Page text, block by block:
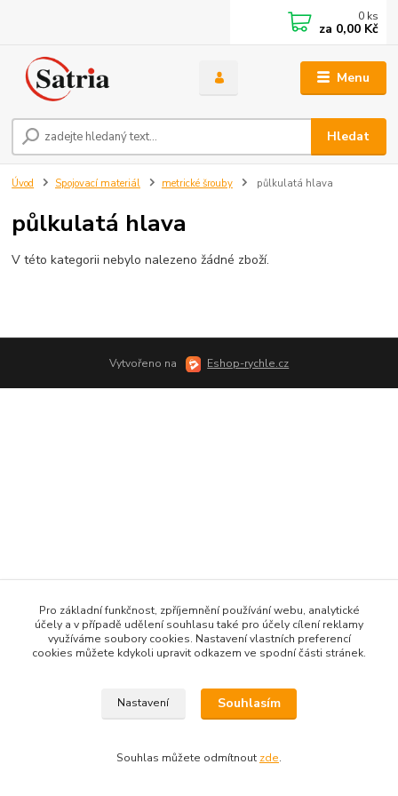
Menu
Hledat
0 ks
za 0,00 Kč
Úvod Spojovací materiál metrické šrouby půlkulatá hlava
půlkulatá hlava
V této kategorii nebylo nalezeno žádné zboží.
Vytvořeno na Eshop-rychle.cz
Pro základní funkčnost, zpříjemnění používání webu, analytické
účely a v případě udělení souhlasu také pro účely cílení reklamy
využíváme soubory cookies. Nastavení vlastních preferencí
cookies můžete kdykoli upravit odkazem ve spodní části stránek.
Nastavení Souhlasím
Souhlas můžete odmítnout zde.